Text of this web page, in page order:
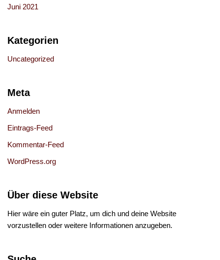
Juni 2021
Kategorien
Uncategorized
Meta
Anmelden
Eintrags-Feed
Kommentar-Feed
WordPress.org
Über diese Website
Hier wäre ein guter Platz, um dich und deine Website
vorzustellen oder weitere Informationen anzugeben.